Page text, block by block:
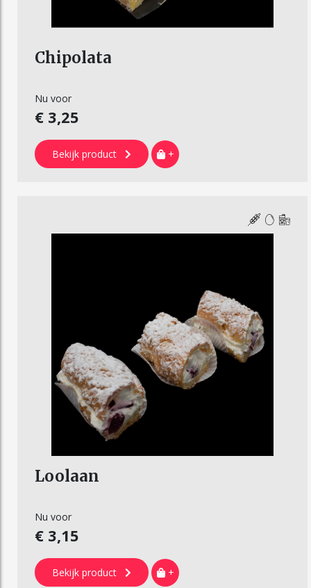
Chipolata
Nu voor
€ 3,25
Bekijk product +
Loolaan
Nu voor
€ 3,15
Bekijk product +